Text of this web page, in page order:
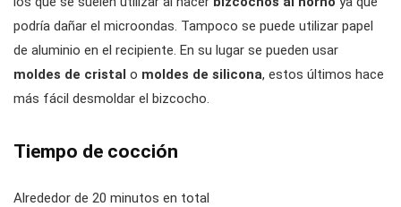
podría dañar el microondas. Tampoco se puede utilizar papel
de aluminio en el recipiente. En su lugar se pueden usar
moldes de cristal o moldes de silicona, estos últimos hace
más fácil desmoldar el bizcocho.
Tiempo de cocción
Alrededor de 20 minutos en total